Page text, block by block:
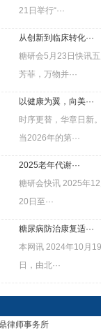
21日举行“···
从创新到临床转化···
糖研会5月23日快讯五
芳菲，万物并···
以健康为翼，向美···
时序更替，华章日新。
当2026年的第···
2025老年代谢···
糖研会快讯 2025年12
20日至···
糖尿病防治康复适···
本网讯 2024年10月19
日，由北···
律师事务所